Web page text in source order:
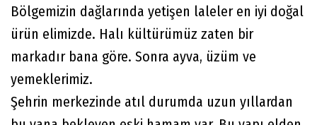
Bölgemizin dağlarında yetişen laleler en iyi doğal
ürün elimizde. Halı kültürümüz zaten bir
markadır bana göre. Sonra ayva, üzüm ve
yemeklerimiz.
Şehrin merkezinde atıl durumda uzun yıllardan